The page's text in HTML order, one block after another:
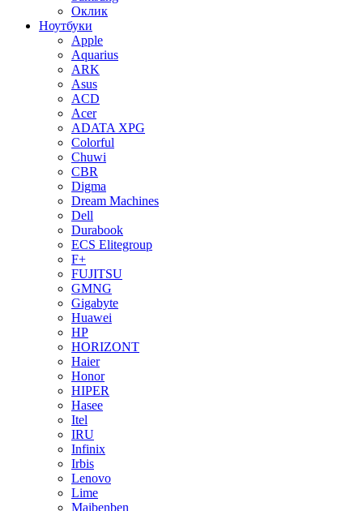
Оклик
Ноутбуки
Apple
Aquarius
ARK
Asus
ACD
Acer
ADATA XPG
Colorful
Chuwi
CBR
Digma
Dream Machines
Dell
Durabook
ECS Elitegroup
F+
FUJITSU
GMNG
Gigabyte
Huawei
HP
HORIZONT
Haier
Honor
HIPER
Hasee
Itel
IRU
Infinix
Irbis
Lenovo
Lime
Maibenben